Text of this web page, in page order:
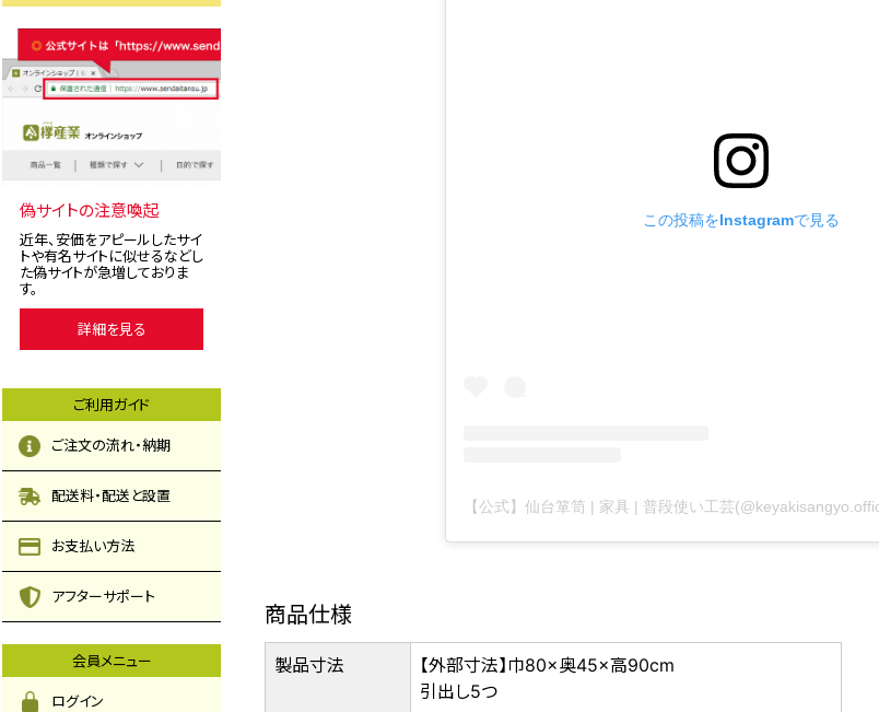
この投稿をInstagramで見る
商品仕様
製品寸法
【外部寸法】巾80×奥45×高90cm
引出し5つ
偽サイトの注意喚起
近年、安価をアピールしたサイ
トや有名サイトに似せるなどし
た偽サイトが急増しておりま
す。
詳細を見る
ご利用ガイド
ご注文の流れ・納期
配送料・配送と設置
お支払い方法
アフターサポート
会員メニュー
ログイン